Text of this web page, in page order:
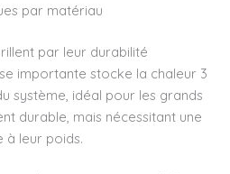
par matériau
par leur durabilité
importante stocke la chaleur 3
système, idéal pour les grands
durable, mais nécessitant une
leur poids.